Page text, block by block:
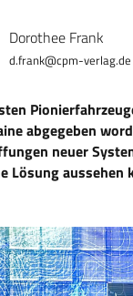
Dorothee Frank
d.frank@cpm-verlag.de
abgegeben
neuer
Lösung aussehen